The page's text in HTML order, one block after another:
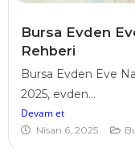
Bursa Evden
Rehberi
Bursa Evden Eve
2025, evden...
Devam et
Nisan 6, 2025